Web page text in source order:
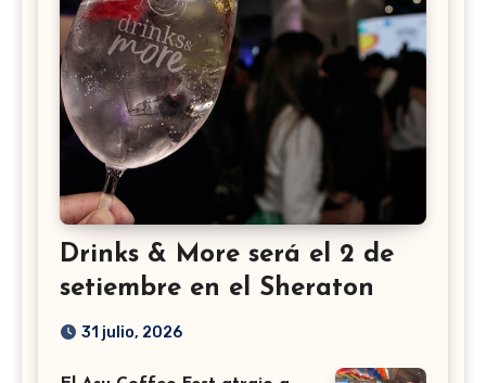
Drinks & More será el 2 de
setiembre en el Sheraton
31 julio, 2026